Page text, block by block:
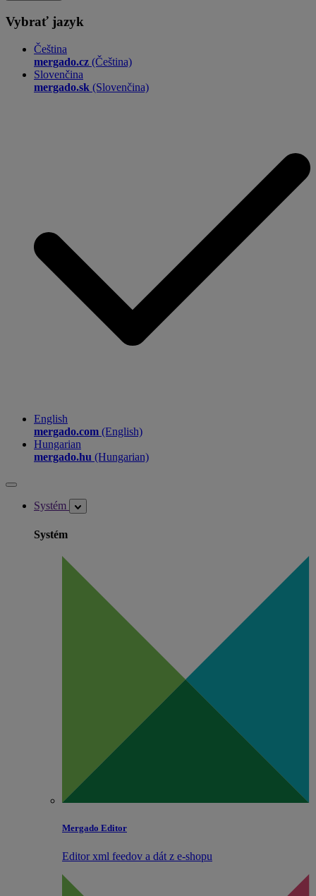
Vybrať jazyk
Čeština
mergado.cz (Čeština)
Slovenčina
mergado.sk (Slovenčina)
English
mergado.com (English)
Hungarian
mergado.hu (Hungarian)
Systém
Systém
Mergado Editor
Editor xml feedov a dát z e‑shopu